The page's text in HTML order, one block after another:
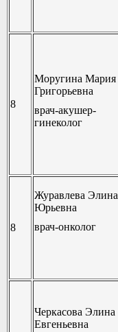
8
Моругина Мария
Григорьевна
врач-акушер-
гинеколог
8
Журавлева Элина
Юрьевна
врач-онколог
Черкасова Элина
Евгеньевна